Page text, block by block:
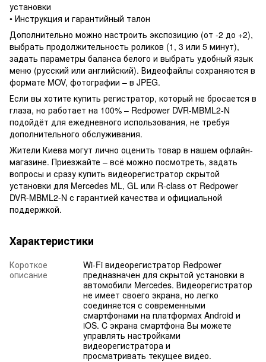
установки
• Инструкция и гарантийный талон
Дополнительно можно настроить экспозицию (от -2 до +2),
выбрать продолжительность роликов (1, 3 или 5 минут),
задать параметры баланса белого и выбрать удобный язык
меню (русский или английский). Видеофайлы сохраняются в
формате MOV, фотографии – в JPEG.
Если вы хотите купить регистратор, который не бросается в
глаза, но работает на 100% – Redpower DVR-MBML2-N
подойдёт для ежедневного использования, не требуя
дополнительного обслуживания.
Жители Киева могут лично оценить товар в нашем офлайн-
магазине. Приезжайте – всё можно посмотреть, задать
вопросы и сразу купить видеорегистратор скрытой
установки для Mercedes ML, GL или R-class от Redpower
DVR-MBML2-N с гарантией качества и официальной
поддержкой.
Характеристики
Короткое
описание
Wi-Fi видеорегистратор Redpower
предназначен для скрытой установки в
автомобили Mercedes. Видеорегистратор
не имеет своего экрана, но легко
соединяется с современными
смартфонами на платформах Android и
iOS. C экрана смартфона Вы можете
управлять настройками
видеорегистратора и
просматривать текущее видео.